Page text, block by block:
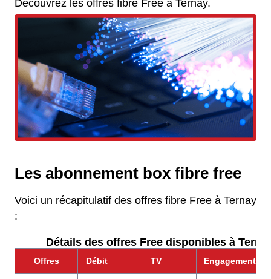
Découvrez les offres fibre Free à Ternay.
Les abonnement box fibre free
Voici un récapitulatif des offres fibre Free à Ternay
:
Détails des offres Free disponibles à
Offres Débit TV Engagement